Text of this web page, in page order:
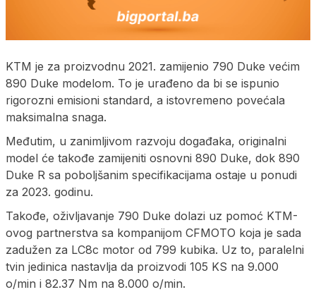
KTM je za proizvodnu 2021. zamijenio 790 Duke većim
890 Duke modelom. To je urađeno da bi se ispunio
rigorozni emisioni standard, a istovremeno povećala
maksimalna snaga.
Međutim, u zanimljivom razvoju događaka, originalni
model će takođe zamijeniti osnovni 890 Duke, dok 890
Duke R sa poboljšanim specifikacijama ostaje u ponudi
za 2023. godinu.
Takođe, oživljavanje 790 Duke dolazi uz pomoć KTM-
ovog partnerstva sa kompanijom CFMOTO koja je sada
zadužen za LC8c motor od 799 kubika. Uz to, paralelni
tvin jedinica nastavlja da proizvodi 105 KS na 9.000
o/min i 82.37 Nm na 8.000 o/min.